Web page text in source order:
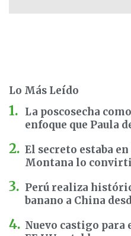
Lo Más Leído
La poscosecha
enfoque que Paula
El secreto estaba
Montana lo
Perú realiza
banano a China
Nuevo castigo